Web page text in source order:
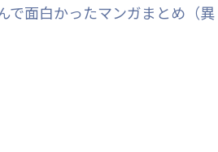
で面白かったマンガまとめ（異